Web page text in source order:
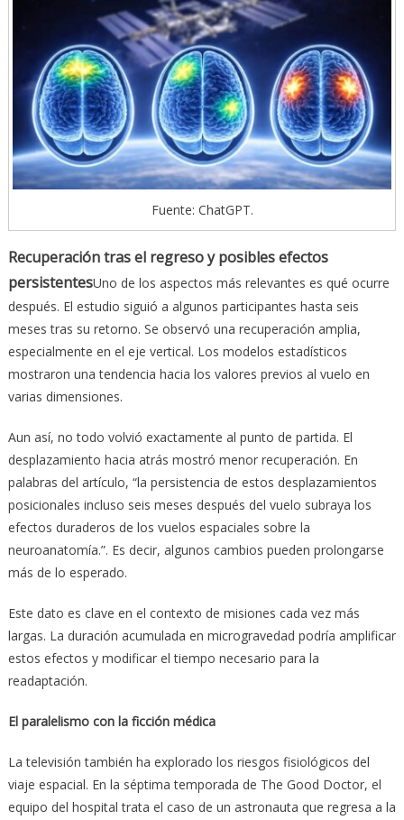
Fuente: ChatGPT.
Recuperación tras el regreso y posibles efectos
persistentesUno de los aspectos más relevantes es qué ocurre
después. El estudio siguió a algunos participantes hasta seis
meses tras su retorno. Se observó una recuperación amplia,
especialmente en el eje vertical. Los modelos estadísticos
mostraron una tendencia hacia los valores previos al vuelo en
varias dimensiones.
Aun así, no todo volvió exactamente al punto de partida. El
desplazamiento hacia atrás mostró menor recuperación. En
palabras del artículo, “la persistencia de estos desplazamientos
posicionales incluso seis meses después del vuelo subraya los
efectos duraderos de los vuelos espaciales sobre la
neuroanatomía.”. Es decir, algunos cambios pueden prolongarse
más de lo esperado.
Este dato es clave en el contexto de misiones cada vez más
largas. La duración acumulada en microgravedad podría amplificar
estos efectos y modificar el tiempo necesario para la
readaptación.
El paralelismo con la ficción médica
La televisión también ha explorado los riesgos fisiológicos del
viaje espacial. En la séptima temporada de The Good Doctor, el
equipo del hospital trata el caso de un astronauta que regresa a la